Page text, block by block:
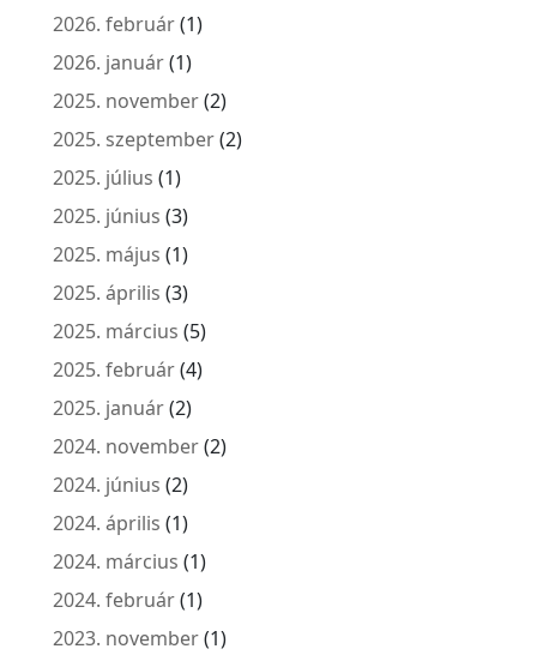
2026. február(1)
2026. január(1)
2025. november(2)
2025. szeptember(2)
2025. július (1)
2025. június (3)
2025. május (1)
2025. április (3)
2025. március (5)
2025. február(4)
2025. január(2)
2024. november(2)
2024. június (2)
2024. április (1)
2024. március (1)
2024. február(1)
2023. november(1)